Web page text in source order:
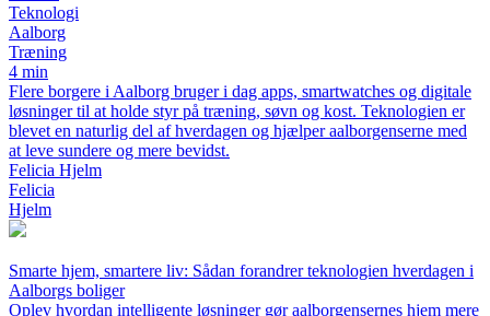
Teknologi
Aalborg
Træning
4 min
Flere borgere i Aalborg bruger i dag apps, smartwatches og digitale
løsninger til at holde styr på træning, søvn og kost. Teknologien er
blevet en naturlig del af hverdagen og hjælper aalborgenserne med
at leve sundere og mere bevidst.
Felicia Hjelm
Felicia
Hjelm
Smarte hjem, smartere liv: Sådan forandrer teknologien hverdagen i
Aalborgs boliger
Oplev hvordan intelligente løsninger gør aalborgensernes hjem mere